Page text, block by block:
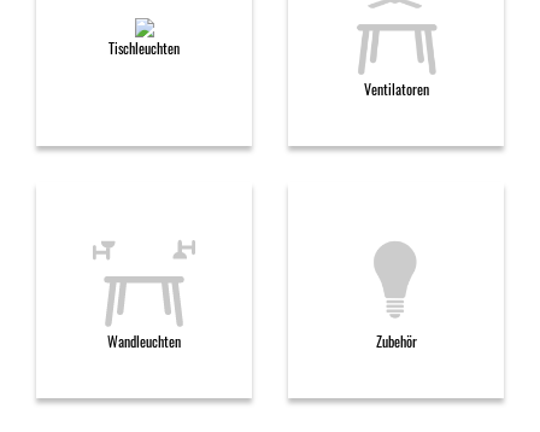
Tischleuchten
Ventilatoren
Wandleuchten Zubehör